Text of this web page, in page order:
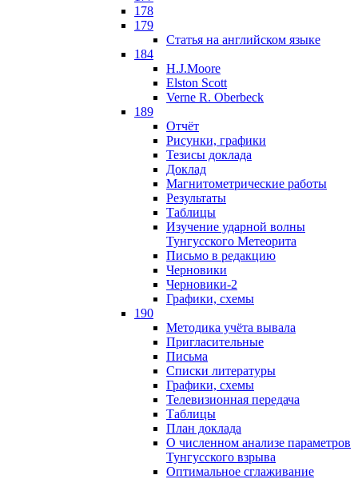
178
179
Статья на английском языке
184
H.J.Moore
Elston Scott
Verne R. Oberbeck
189
Отчёт
Рисунки, графики
Тезисы доклада
Доклад
Магнитометрические работы
Результаты
Таблицы
Изучение ударной волны
Тунгусского Метеорита
Письмо в редакцию
Черновики
Черновики-2
Графики, схемы
190
Методика учёта вывала
Пригласительные
Письма
Списки литературы
Графики, схемы
Телевизионная передача
Таблицы
План доклада
О численном анализе параметров
Тунгусского взрыва
Оптимальное сглаживание